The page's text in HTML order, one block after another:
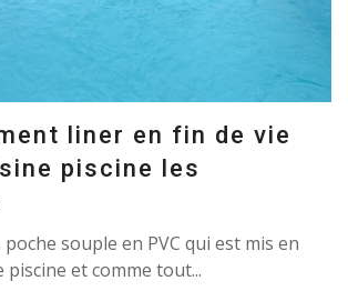
liner en fin de vie
piscine les
souple en PVC qui est mis en
piscine et comme tout...